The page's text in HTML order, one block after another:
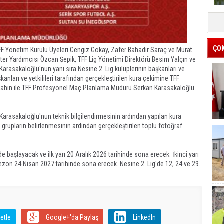
Kurulu Üyeleri Cengiz Gökay, Zafer Bahadır Saraç ve Murat
Yardımcısı Özcan Şepik, TFF Lig Yönetimi Direktörü Besim Yalçın ve
yanı sıra Nesine 2. Lig kulüplerinin başkanları ve
ve yetkilileri tarafından gerçekleştirilen kura çekimine TFF
ile TFF Profesyonel Maç Planlama Müdürü Serkan Karasakaloğlu
teknik bilgilendirmesinin ardından yapılan kura
belirlenmesinin ardından gerçekleştirilen toplu fotoğraf
başlayacak ve ilk yarı 20 Aralık 2026 tarihinde sona erecek. İkinci yarı
24 Nisan 2027 tarihinde sona erecek. Nesine 2. Lig'de 12, 24 ve 29.
Google+'da Paylaş LinkedIn